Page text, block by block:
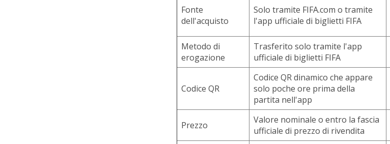
Fonte
dell'acquisto
Solo tramite FIFA.com o tramite
l'app ufficiale di biglietti FIFA
Metodo di
erogazione
Trasferito solo tramite l'app
ufficiale di biglietti FIFA
Codice QR
Codice QR dinamico che appare
solo poche ore prima della
partita nell'app
Prezzo
Valore nominale o entro la fascia
ufficiale di prezzo di rivendita